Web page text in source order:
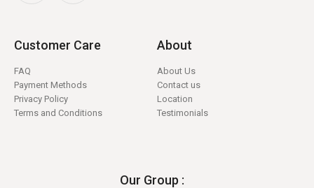
Customer Care
FAQ
Payment Methods
Privacy Policy
Terms and Conditions
About
About Us
Contact us
Location
Testimonials
Our Group :